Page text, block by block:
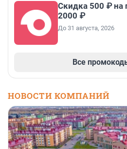
Скидка 500 ₽ на
2000 ₽
До 31 августа, 2026
Все
НОВОСТИ КОМПАНИЙ